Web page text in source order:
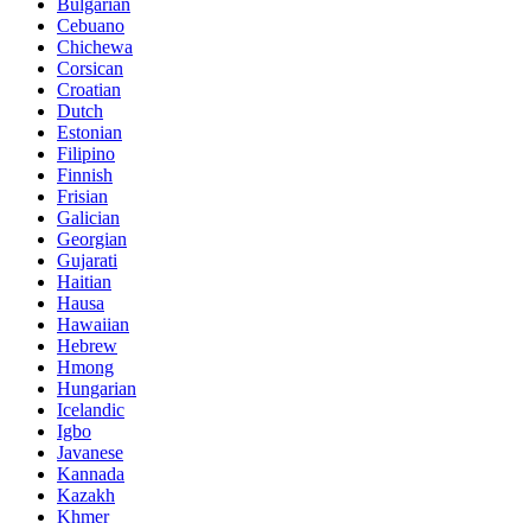
Bulgarian
Cebuano
Chichewa
Corsican
Croatian
Dutch
Estonian
Filipino
Finnish
Frisian
Galician
Georgian
Gujarati
Haitian
Hausa
Hawaiian
Hebrew
Hmong
Hungarian
Icelandic
Igbo
Javanese
Kannada
Kazakh
Khmer